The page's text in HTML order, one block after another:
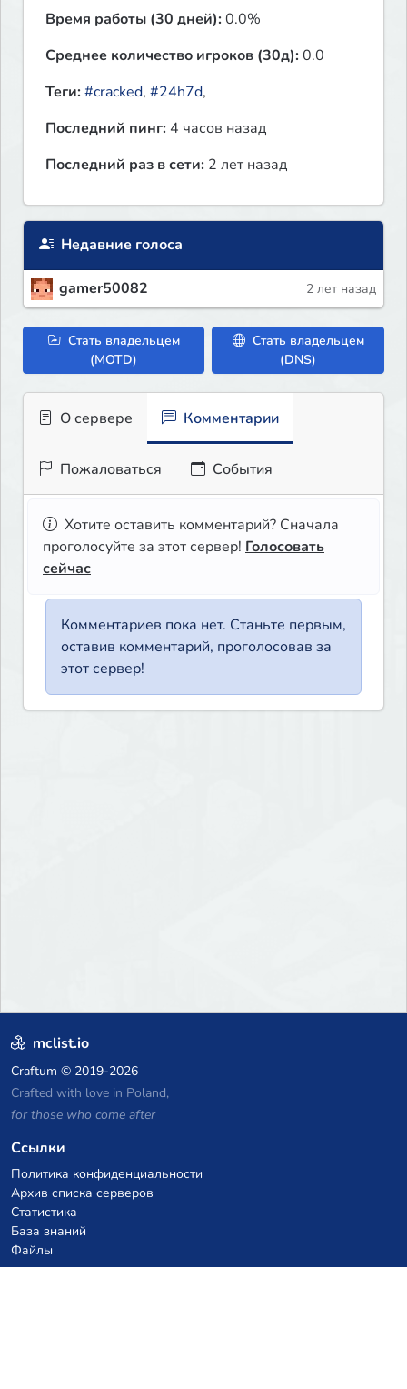
Время работы (30 дней):0.0%
Среднее количество игроков (30д):0.0
Теги:#cracked, #24h7d,
Последний пинг: 4 часов назад
Последний раз в сети: 2 лет назад
Недавние голоса
gamer50082 2 лет назад
Стать владельцем
(MOTD)
Стать владельцем
(DNS)
О сервере Комментарии
Пожаловаться События
Хотите оставить комментарий? Сначала
проголосуйте за этот сервер! Голосовать
сейчас
Комментариев пока нет. Станьте первым,
оставив комментарий, проголосовав за
этот сервер!
mclist.io
Craftum © 2019-2026
Crafted with love in Poland,
for those who come after
Ссылки
Политика конфиденциальности
Архив списка серверов
Статистика
База знаний
Файлы